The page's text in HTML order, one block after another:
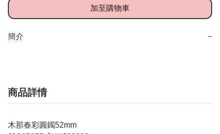
加至購物車
簡介 −
商品詳情
木那春彩圓鐲52mm